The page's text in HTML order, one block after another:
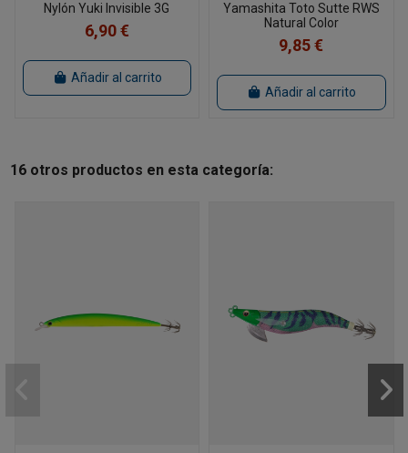
Nylón Yuki Invisible 3G
6,90 €
Añadir al carrito
Yamashita Toto Sutte RWS
Natural Color
9,85 €
Añadir al carrito
16 otros productos en esta categoría: